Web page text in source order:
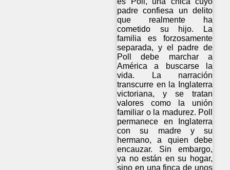
padre confiesa un delito
que realmente ha
cometido su hijo. La
familia es forzosamente
separada, y el padre de
Poll debe marchar a
América a buscarse la
vida. La narración
transcurre en la Inglaterra
victoriana, y se tratan
valores como la unión
familiar o la madurez. Poll
permanece en Inglaterra
con su madre y su
hermano, a quien debe
encauzar. Sin embargo,
ya no están en su hogar,
sino en una finca de unos